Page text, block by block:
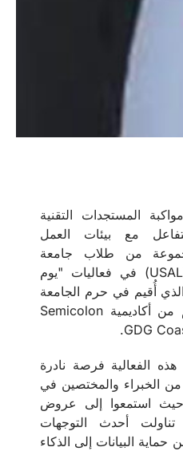
المستجدات التقنية
مع بيئات العمل
من طلاب جامعة
العلوم والآداب اللبنانية (USAL) في فعاليات "يوم
السيبراني 2025"، الذي أُقيم في حرم الجامعة
اللبنانية – الحدث، بتنظيم من أكاديمية Semicolon
الفعالية فرصة نادرة
الخبراء والمختصين في
حيث استمعوا إلى عروض
أحدث التوجهات
حماية البيانات إلى الذكاء